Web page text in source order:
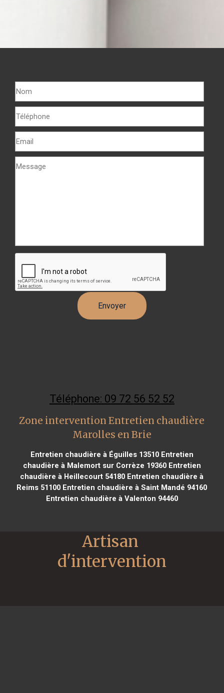
Téléphone: 09 72 56 52 52
Zone intervention Entretien chaudière
Marolles en Brie
Entretien chaudière à Éguilles 13510Entretien
chaudière à Malemort sur Corrèze 19360Entretien
chaudière à Heillecourt 54180 Entretien chaudière à
Reims 51100 Entretien chaudière à Saint Mandé 94160
Entretien chaudière à Valenton 94460
Artisan
d'intervention